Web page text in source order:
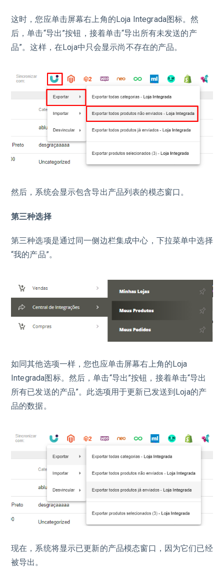
这时，您应单击屏幕右上角的Loja Integrada图标。然
后，单击“导出”按钮，接着单击“导出所有未发送的产
品”。这样，在Loja中只会显示尚不存在的产品。
然后，系统会显示包含导出产品列表的模态窗口。
第三种选择
第三种选项是通过同一侧边栏集成中心，下拉菜单中选择
“我的产品”。
如同其他选项一样，您也应单击屏幕右上角的Loja
Integrada图标。然后，单击“导出”按钮，接着单击“导出
所有已发送的产品”。此选项用于更新已发送到Loja的产
品的数据。
现在，系统将显示已更新的产品模态窗口，因为它们已经
被导出。